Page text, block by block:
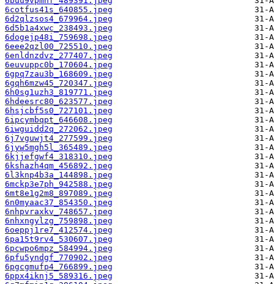
6cotfus41s_640855.jpeg
6d2qlzsos4_679964.jpeg
6d5b1a4xwc_238493.jpeg
6dogejp48i_759698.jpeg
6eee2qzl00_725510.jpeg
6enldnzdvz_277407.jpeg
6euvuppc0b_170604.jpeg
6gpq7zau3b_168609.jpeg
6gqh6mzw45_720347.jpeg
6h0sg1uzh3_819771.jpeg
6hdeesrc80_623577.jpeg
6hsjcbf5s0_727101.jpeg
6ipcymbqpt_646608.jpeg
6iwguidd2q_272062.jpeg
6j7vguwjt4_277599.jpeg
6jyw5mgh5l_365489.jpeg
6kjjefgwf4_318310.jpeg
6kshazh4qm_456892.jpeg
6l3knp4b3a_144898.jpeg
6mckp3e7ph_942588.jpeg
6mt8e1g2m8_897089.jpeg
6n0myaac37_854350.jpeg
6nhpvraxkv_748657.jpeg
6nhxngylzg_759898.jpeg
6oeppj1re7_412574.jpeg
6pa15t9rv4_530607.jpeg
6pcwpo6mpz_584994.jpeg
6pfu5yndgf_770902.jpeg
6pgcgmufp4_766899.jpeg
6ppx4iknj5_589316.jpeg